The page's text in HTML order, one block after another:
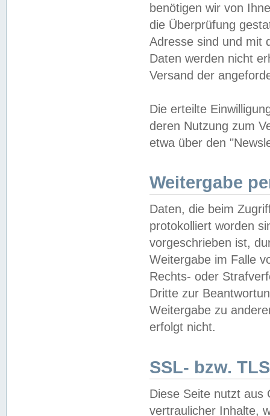
benötigen wir von
die Überprüfung
Adresse sind und mit
Daten werden nicht
Versand der
Die erteilte
deren Nutzung zum
etwa über den
Weitergabe
Daten, die beim
protokolliert worden
vorgeschrieben ist,
Weitergabe im Falle
Rechts- oder
Dritte zur
Weitergabe zu
erfolgt nicht.
SSL- bzw.
Diese Seite nutzt aus
vertraulicher Inhalte,